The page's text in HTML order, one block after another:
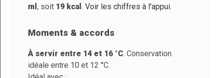
ml , soit 19 kcal . Voir les chiffres à l'appui.
Moments & accords
À servir entre 14 et 16 °C. Conservation
idéale entre 10 et 12 °C.
Format 75 cl
Volume D'alcool